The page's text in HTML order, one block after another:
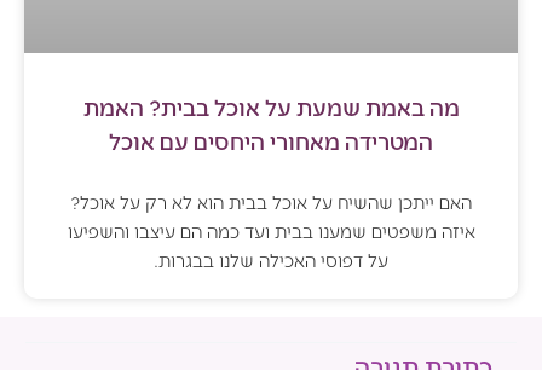
מה באמת שמעת על אוכל בבית? האמת
המטרידה מאחורי היחסים עם אוכל
האם ייתכן שהשיח על אוכל בבית הוא לא רק על אוכל?
איזה משפטים שמענו בבית ועד כמה הם עיצבו והשפיעו
על דפוסי האכילה שלנו בבגרות.